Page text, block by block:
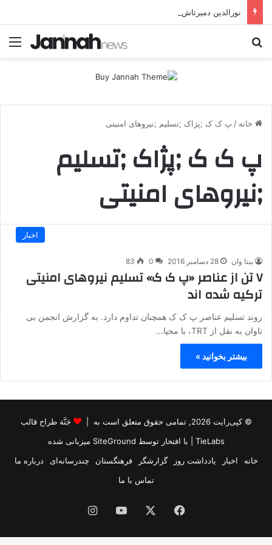
خانه / پ ک ک ;پژاک ;تسلیم ;نیروهای امنیتی
پ ک ک ;پژاک ;تسلیم
;نیروهای امنیتی
اخبار
بیتا وان 28 دسامبر 2016 0
83
۷ تن از عناصر «پ ک ک» تسلیم نیروهای امنیتی
ترکیه شده اند
روند تسلیم عناصر پ ک ک همچنان تداوم دارد. به گزارش انجمن بی
تاوان به نقل از TRT، با محیا…
بیشتر بخوانید »
© کپی‌رایت 2026, تمامی حقوق متعلق است به |
جَنَّة طراح قالب
TieLabs | با افتخار توسط SiteGround میزبانی شده
خانه
اخبار یادداشت روز گزارشگر فرهنگستان چندرسانه‌ای
درباره ما
تماس با ما
فیس
بوک
یوتیوب